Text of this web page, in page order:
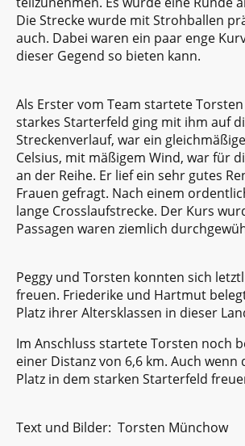
Die Strecke wurde mit Strohballen
auch. Dabei waren ein paar enge
dieser Gegend so bieten kann.
Als Erster vom Team startete
starkes Starterfeld ging mit ihm auf
Streckenverlauf, war ein
Celsius, mit mäßigem Wind, war für
an der Reihe. Er lief ein sehr gutes
Frauen gefragt. Nach einem
lange Crosslaufstrecke. Der Kurs
Passagen waren ziemlich
Peggy und Torsten konnten sich
freuen. Friederike und Hartmut
Platz ihrer Altersklassen in
Im Anschluss startete Torsten noch
einer Distanz von 6,6 km. Auch
Platz in dem starken Starterfeld
Text und Bilder: Torsten Münchow